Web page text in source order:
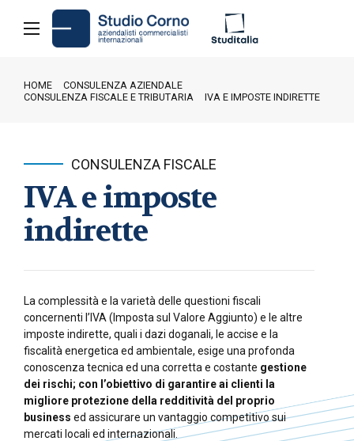
HOME
CONSULENZA AZIENDALE
CONSULENZA FISCALE E TRIBUTARIA
IVA E IMPOSTE INDIRETTE
CONSULENZA FISCALE
IVA e imposte
indirette
La complessità e la varietà delle questioni fiscali
concernenti l’IVA (Imposta sul Valore Aggiunto) e le altre
imposte indirette, quali i dazi doganali, le accise e la
fiscalità energetica ed ambientale, esige una profonda
conoscenza tecnica ed una corretta e costante gestione
dei rischi; con l’obiettivo di garantire ai clienti la
migliore protezione della redditività del proprio
business ed assicurare un vantaggio competitivo sui
mercati locali ed internazionali.